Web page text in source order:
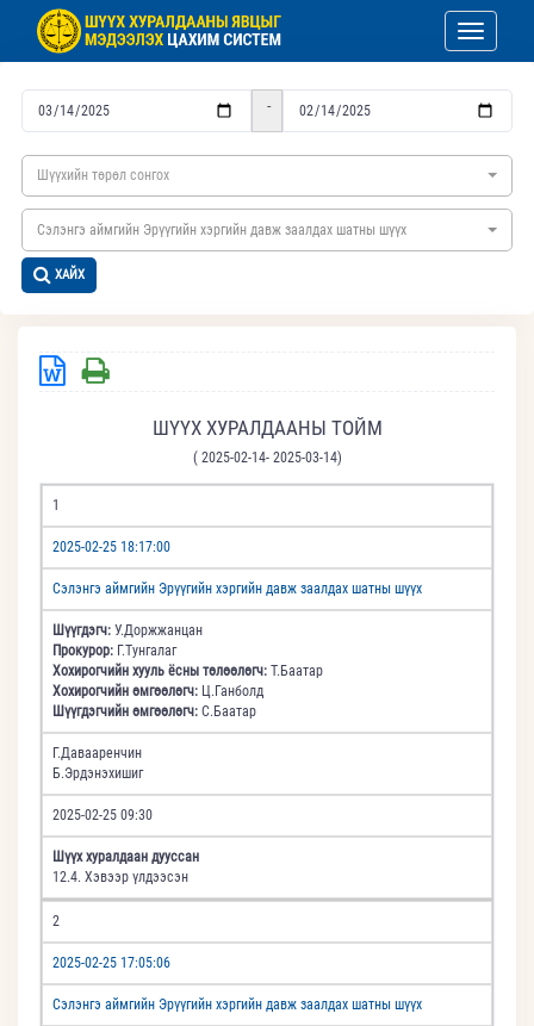
Toggle
-
Шүүхийн төрөл сонгох
Сэлэнгэ аймгийн Эрүүгийн хэргийн давж заалдах шатны шүүх
ХАЙХ
ШҮҮХ ХУРАЛДААНЫ ТОЙМ
( 2025-02-14- 2025-03-14)
1
2025-02-25 18:17:00
Сэлэнгэ аймгийн Эрүүгийн хэргийн давж заалдах шатны шүүх
Шүүгдэгч: У.Доржжанцан
Прокурор: Г.Тунгалаг
Хохирогчийн хууль ёсны төлөөлөгч: Т.Баатар
Хохирогчийн өмгөөлөгч: Ц.Ганболд
Шүүгдэгчийн өмгөөлөгч: С.Баатар
Г.Давааренчин
Б.Эрдэнэхишиг
2025-02-25 09:30
Шүүх хуралдаан дууссан
12.4. Хэвээр үлдээсэн
2
2025-02-25 17:05:06
Сэлэнгэ аймгийн Эрүүгийн хэргийн давж заалдах шатны шүүх